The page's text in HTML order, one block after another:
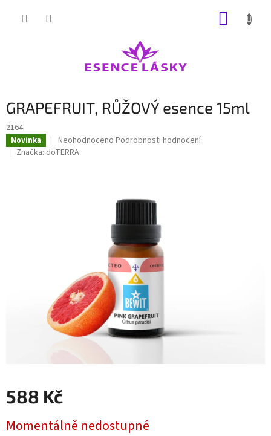
GRAPEFRUIT, RŮŽOVÝ esence 15ml
2164
Novinka
Průměrné
hodnocení
Neohodnoceno Podrobnosti hodnocení
Značka: doTERRA
588 Kč
cena:
Momentálně nedostupné